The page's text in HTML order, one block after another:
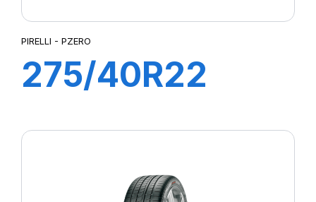
PIRELLI - PZERO
275/40R22